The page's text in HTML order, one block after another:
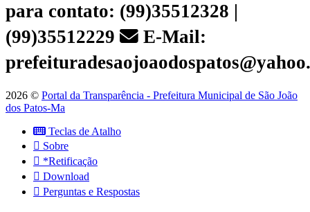
para contato: (99)35512328 |
(99)35512229
E-Mail:
2026 © Portal da Transparência - Prefeitura Municipal de São João
dos Patos-Ma
Teclas de Atalho
Sobre
*Retificação
Download
Perguntas e Respostas